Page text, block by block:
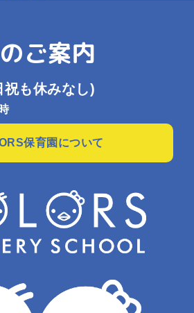
ご案内
祝も休みなし)
保育園について